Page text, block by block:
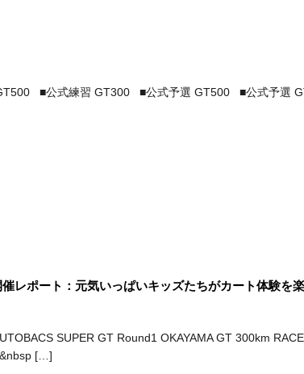
■公式練習 GT300 ■公式予選 GT500 ■公式予選
レポート：元気いっぱいキッズたちがカート体験を
SUPER GT Round1 OKAYAMA GT 300km
[…]